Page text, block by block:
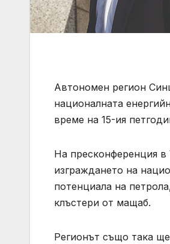
Автономен регион
националната
време на 15-ия
На пресконференция в
изграждането на
потенциала на
клъстери от мащаб.
Регионът също така